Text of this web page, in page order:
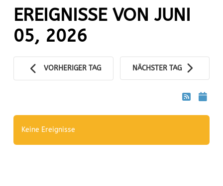
EREIGNISSE VON JUNI
05, 2026
VORHERIGER TAG NÄCHSTER TAG
Keine Ereignisse